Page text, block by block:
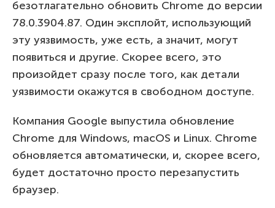
безотлагательно обновить Chrome до версии
78.0.3904.87. Один эксплойт, использующий
эту уязвимость, уже есть, а значит, могут
появиться и другие. Скорее всего, это
произойдет сразу после того, как детали
уязвимости окажутся в свободном доступе.
Компания Google выпустила обновление
Chrome для Windows, macOS и Linux. Chrome
обновляется автоматически, и, скорее всего,
будет достаточно просто перезапустить
браузер.